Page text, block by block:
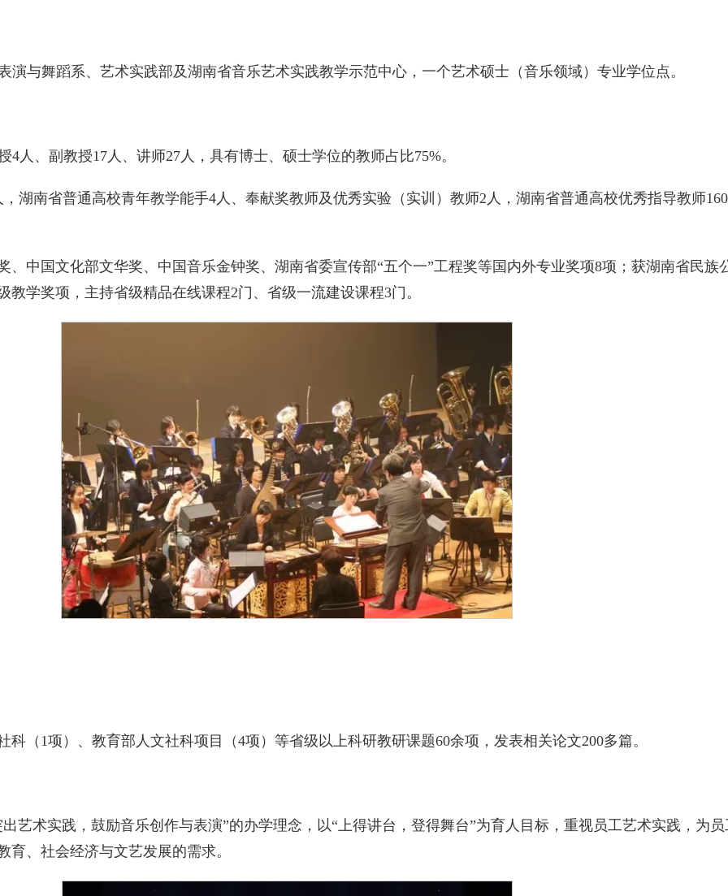
与舞蹈系、艺术实践部及湖南省音乐艺术实践教学示范中心，一个艺术硕士（音乐领域）专业学位点。
人、副教授17人、讲师27人，具有博士、硕士学位的教师占比75%。
湖南省普通高校青年教学能手4人、奉献奖教师及优秀实验（实训）教师2人，湖南省普通高校优秀指导教师
、中国文化部文华奖、中国音乐金钟奖、湖南省委宣传部“五个一”工程奖等国内外专业奖项8项；获湖南省民族
学奖项，主持省级精品在线课程2门、省级一流建设课程3门。
（1项）、教育部人文社科项目（4项）等省级以上科研教研课题60余项，发表相关论文200多篇。
艺术实践，鼓励音乐创作与表演”的办学理念，以“上得讲台，登得舞台”为育人目标，重视员工艺术实践，为
、社会经济与文艺发展的需求。